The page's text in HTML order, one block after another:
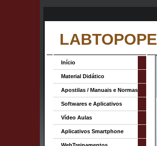
LABTOPOPE
Início
Material Didático
Apostilas / Manuais e Normas
Softwares e Aplicativos
Vídeo Aulas
Aplicativos Smartphone